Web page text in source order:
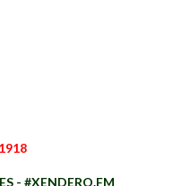
- #XENDERO.FM